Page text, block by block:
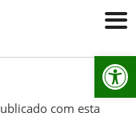
com esta